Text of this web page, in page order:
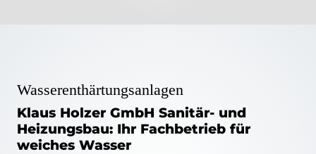
Wasserenthärtungsanlagen
Klaus Holzer GmbH Sanitär- und
Heizungsbau: Ihr Fachbetrieb für
weiches Wasser